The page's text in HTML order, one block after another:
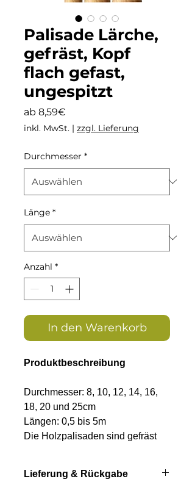
Palisade Lärche,
gefräst, Kopf
flach gefast,
ungespitzt
ab 8,59€
Preis
inkl. MwSt. | zzgl. Lieferung
Durchmesser *
Länge *
Anzahl *
In den Warenkorb
Produktbeschreibung
Durchmesser: 8, 10, 12, 14, 16,
18, 20 und 25cm
Längen: 0,5 bis 5m
Die Holzpalisaden sind gefräst
Lieferung & Rückgabe